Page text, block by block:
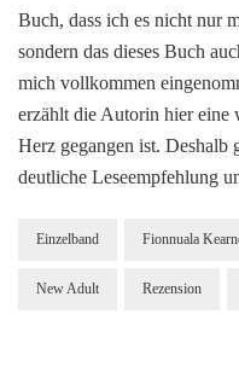
Buch, dass ich es nicht nur
sondern das dieses Buch
mich vollkommen
erzählt die Autorin hier eine
Herz gegangen ist. Deshalb
deutliche Leseempfehlung
Einzelband Fionnuala
New Adult Rezension